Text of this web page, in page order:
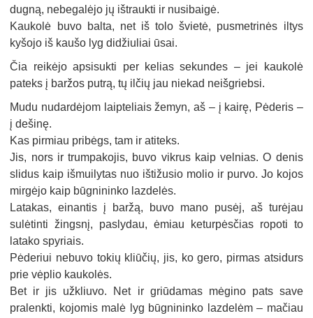
dugną, nebegalėjo jų ištraukti ir nusibaigė.
Kaukolė buvo balta, net iš tolo švietė, pusmetrinės iltys
kyšojo iš kaušo lyg didžiuliai ūsai.
Čia reikėjo apsisukti per kelias sekundes – jei kaukolė
pateks į baržos putrą, tų ilčių jau niekad neišgriebsi.
Mudu nudardėjom laipteliais žemyn, aš – į kairę, Pėderis –
į dešinę.
Kas pirmiau pribėgs, tam ir atiteks.
Jis, nors ir trumpakojis, buvo vikrus kaip velnias. O denis
slidus kaip išmuilytas nuo ištižusio molio ir purvo. Jo kojos
mirgėjo kaip būgnininko lazdelės.
Latakas, einantis į baržą, buvo mano pusėj, aš turėjau
sulėtinti žingsnį, paslydau, ėmiau keturpėsčias ropoti to
latako spyriais.
Pėderiui nebuvo tokių kliūčių, jis, ko gero, pirmas atsidurs
prie vėplio kaukolės.
Bet ir jis užkliuvo. Net ir griūdamas mėgino pats save
pralenkti, kojomis malė lyg būgnininko lazdelėm – mačiau